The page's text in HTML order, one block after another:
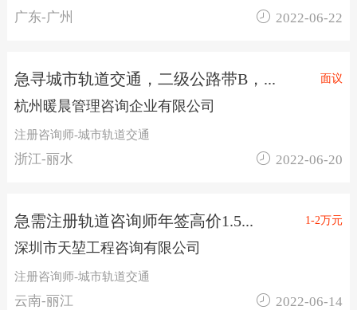
广东-广州  2022-06-22
急寻城市轨道交通，二级公路带B，... 面议
杭州暖晨管理咨询企业有限公司
注册咨询师-城市轨道交通
浙江-丽水  2022-06-20
急需注册轨道咨询师年签高价1.5... 1-2万元
深圳市天堃工程咨询有限公司
注册咨询师-城市轨道交通
云南-丽江  2022-06-14